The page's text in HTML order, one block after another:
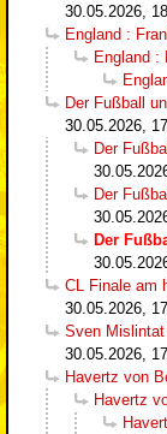
30.05.2026,
England :
England :
Der Fußball
30.05.2026,
Der
Der
Der
CL Finale am
30.05.2026,
Sven
30.05.2026,
Havertz von
Havertz